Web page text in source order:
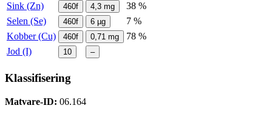
Sink (Zn)
460f 4,3 mg
38 %
Selen (Se)
460f 6 µg
7 %
Kobber (Cu)
460f 0,71 mg
78 %
Jod (I)
10 –
Klassifisering
Matvare-ID: 06.164